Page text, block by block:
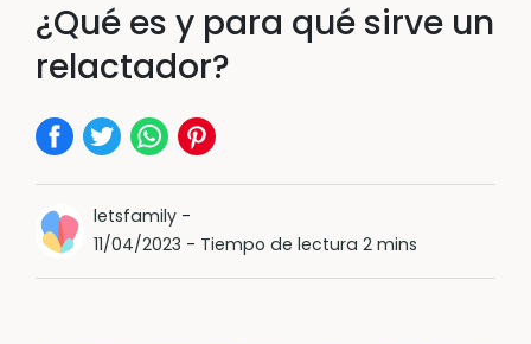
¿Qué es y para qué sirve un
relactador?
letsfamily-
11/04/2023 - Tiempo de lectura 2 mins